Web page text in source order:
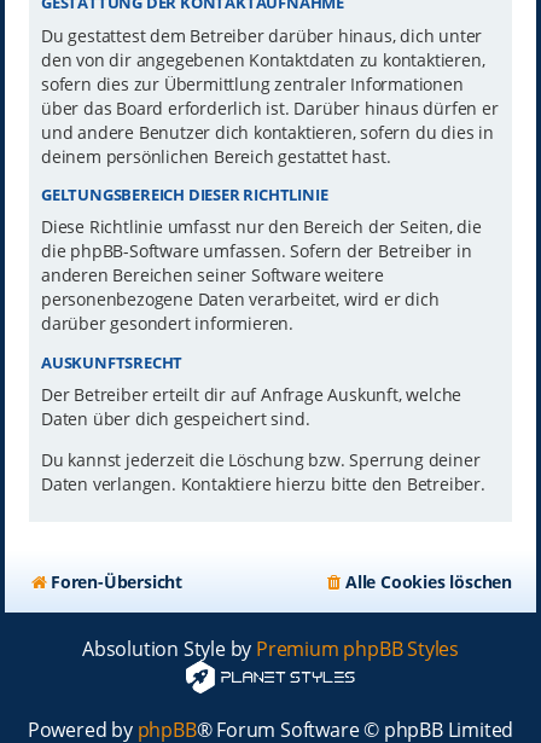
Du gestattest dem Betreiber darüber hinaus, dich unter
den von dir angegebenen Kontaktdaten zu kontaktieren,
sofern dies zur Übermittlung zentraler Informationen
über das Board erforderlich ist. Darüber hinaus dürfen er
und andere Benutzer dich kontaktieren, sofern du dies in
deinem persönlichen Bereich gestattet hast.
GELTUNGSBEREICH DIESER RICHTLINIE
Diese Richtlinie umfasst nur den Bereich der Seiten, die
die phpBB-Software umfassen. Sofern der Betreiber in
anderen Bereichen seiner Software weitere
personenbezogene Daten verarbeitet, wird er dich
darüber gesondert informieren.
AUSKUNFTSRECHT
Der Betreiber erteilt dir auf Anfrage Auskunft, welche
Daten über dich gespeichert sind.
Du kannst jederzeit die Löschung bzw. Sperrung deiner
Daten verlangen. Kontaktiere hierzu bitte den Betreiber.
Foren-Übersicht Alle Cookies löschen
Absolution Style by Premium phpBB Styles
Powered by phpBB® Forum Software © phpBB Limited